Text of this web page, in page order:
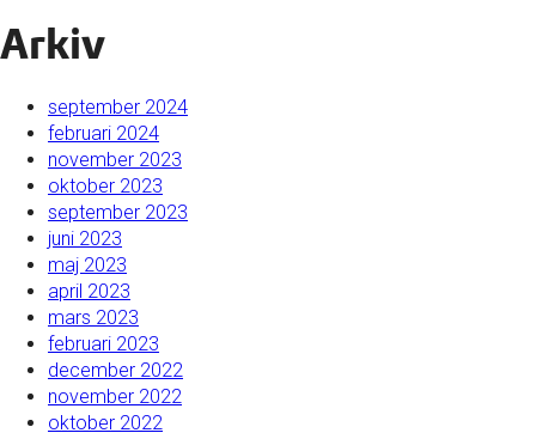
Arkiv
september 2024
februari 2024
november 2023
oktober 2023
september 2023
juni 2023
maj 2023
april 2023
mars 2023
februari 2023
december 2022
november 2022
oktober 2022